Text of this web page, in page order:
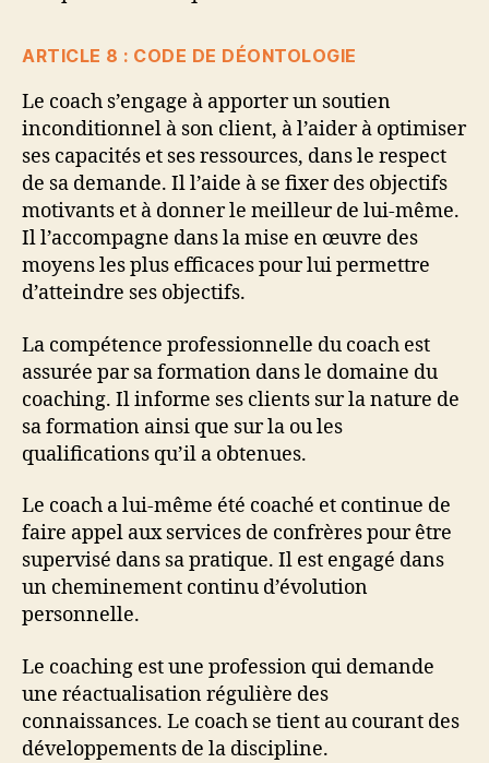
ARTICLE 8 : CODE DE DÉONTOLOGIE
Le coach s’engage à apporter un soutien
inconditionnel à son client, à l’aider à optimiser
ses capacités et ses ressources, dans le respect
de sa demande. Il l’aide à se fixer des objectifs
motivants et à donner le meilleur de lui-même.
Il l’accompagne dans la mise en œuvre des
moyens les plus efficaces pour lui permettre
d’atteindre ses objectifs.
La compétence professionnelle du coach est
assurée par sa formation dans le domaine du
coaching. Il informe ses clients sur la nature de
sa formation ainsi que sur la ou les
qualifications qu’il a obtenues.
Le coach a lui-même été coaché et continue de
faire appel aux services de confrères pour être
supervisé dans sa pratique. Il est engagé dans
un cheminement continu d’évolution
personnelle.
Le coaching est une profession qui demande
une réactualisation régulière des
connaissances. Le coach se tient au courant des
développements de la discipline.